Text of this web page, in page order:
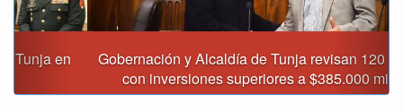
Gobernación y Alcaldía de Tunja revisan 120 proyectos
con inversiones superiores a $385.000 millones